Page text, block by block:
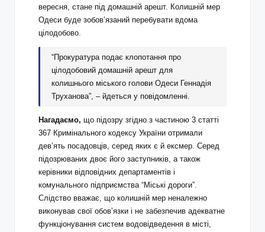
вересня, стане під домашній арешт. Колишній мер
Одеси буде зобов’язаний перебувати вдома
цілодобово.
“Прокуратура подає клопотання про
цілодобовий домашній арешт для
колишнього міського голови Одеси Геннадія
Труханова”, – йдеться у повідомленні.
Нагадаємо, що підозру згідно з частиною 3 статті
367 Кримінального кодексу України отримали
дев’ять посадовців, серед яких є й ексмер. Серед
підозрюваних двоє його заступників, а також
керівники відповідних департаментів і
комунального підприємства “Міські дороги”.
Слідство вважає, що колишній мер неналежно
виконував свої обов’язки і не забезпечив адекватне
функціонування систем водовідведення в місті,